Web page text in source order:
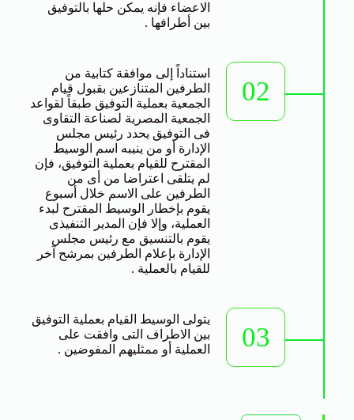
الاعضاء فإنه يمكن حلها بالتوفيق
بين أطرافها .
02
استناداً إلى موافقة كتابية من
الطرفين المتنازعين بقبول قيام
الجمعية بعملية التوفيق طبقاً لقواعد
الجمعية المصرية لصناعة التقاوى
فى التوفيق يحدد رئيس مجلس
الإدارة أو من ينيبه اسم الوسيط
المقترح للقيام بعملية التوفيق، فإن
لم يتلقى اعتراضا من أى من
الطرفين على الاسم خلال أسبوع
يقوم بإخطار الوسيط المقترح لبدء
العملية، وإلا فإن المدير التنفيذى
يقوم بالتنسيق مع رئيس مجلس
الإدارة بإعلام الطرفين بمرشح آخر
للقيام بالعملية .
03
يتولى الوسيط القيام بعملية التوفيق
بين الاطراف التى وافقت على
العملية أو ممثليهم المفوضين .